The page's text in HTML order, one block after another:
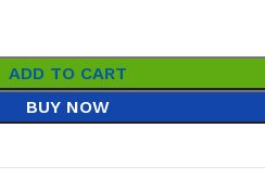
ADD TO CART
BUY NOW